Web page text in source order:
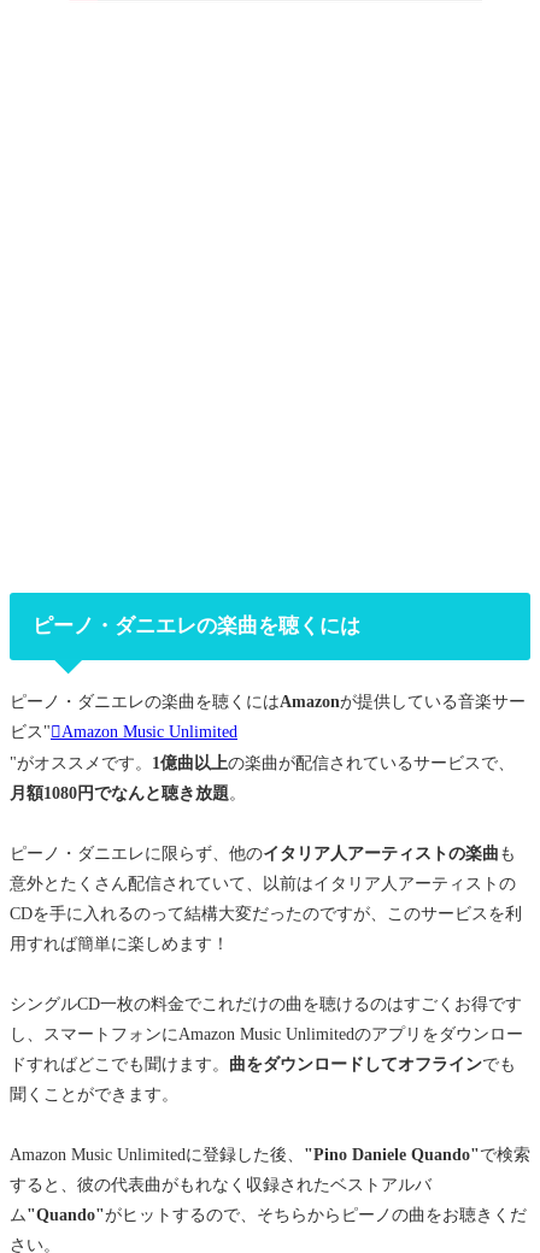
ピーノ・ダニエレの楽曲を聴くには
ピーノ・ダニエレの楽曲を聴くにはAmazonが提供している音楽サー
ビス"
Amazon Music Unlimited
"がオススメです。 1億曲以上の楽曲が配信されているサービスで、
月額1080円でなんと聴き放題。
ピーノ・ダニエレに限らず、他のイタリア人アーティストの楽曲も
意外とたくさん配信されていて、以前はイタリア人アーティストの
CDを手に入れるのって結構大変だったのですが、このサービスを利
用すれば簡単に楽しめます！
シングルCD一枚の料金でこれだけの曲を聴けるのはすごくお得です
し、スマートフォンにAmazon Music Unlimitedのアプリをダウンロー
ドすればどこでも聞けます。 曲をダウンロードしてオフラインでも
聞くことができます。
Amazon Music Unlimitedに登録した後、 "Pino Daniele Quando"で検索
すると、彼の代表曲がもれなく収録されたベストアルバ
ム"Quando"がヒットするので、そちらからピーノの曲をお聴きくだ
さい。